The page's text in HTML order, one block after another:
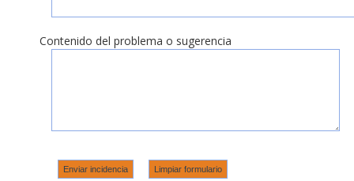
Contenido del problema o sugerencia